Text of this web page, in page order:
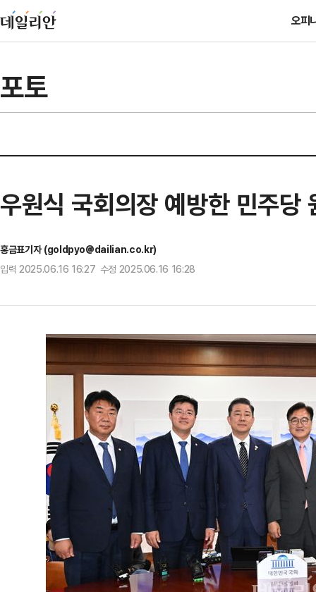
오피
포토
우원식 국회의장 예방한 민주당
홍금표기자 (goldpyo@dailian.co.kr)
입력 2025.06.16 16:27 수정 2025.06.16 16:28